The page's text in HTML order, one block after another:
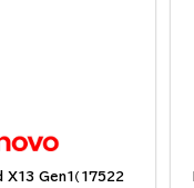
Gen1（17522